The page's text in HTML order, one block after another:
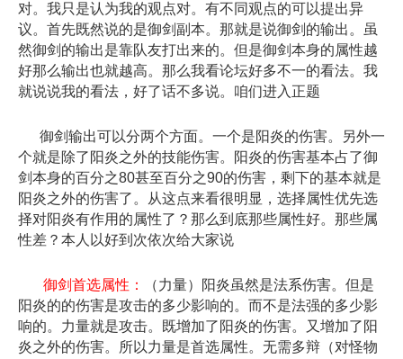
对。我只是认为我的观点对。有不同观点的可以提出异
议。首先既然说的是御剑副本。那就是说御剑的输出。虽
然御剑的输出是靠队友打出来的。但是御剑本身的属性越
好那么输出也就越高。那么我看论坛好多不一的看法。我
就说说我的看法，好了话不多说。咱们进入正题
御剑输出可以分两个方面。一个是阳炎的伤害。另外一
个就是除了阳炎之外的技能伤害。阳炎的伤害基本占了御
剑本身的百分之80甚至百分之90的伤害，剩下的基本就是
阳炎之外的伤害了。从这点来看很明显，选择属性优先选
择对阳炎有作用的属性了？那么到底那些属性好。那些属
性差？本人以好到次依次给大家说
御剑首选属性：
（力量）阳炎虽然是法系伤害。但是
阳炎的的伤害是攻击的多少影响的。而不是法强的多少影
响的。力量就是攻击。既增加了阳炎的伤害。又增加了阳
炎之外的伤害。所以力量是首选属性。无需多辩（对怪物